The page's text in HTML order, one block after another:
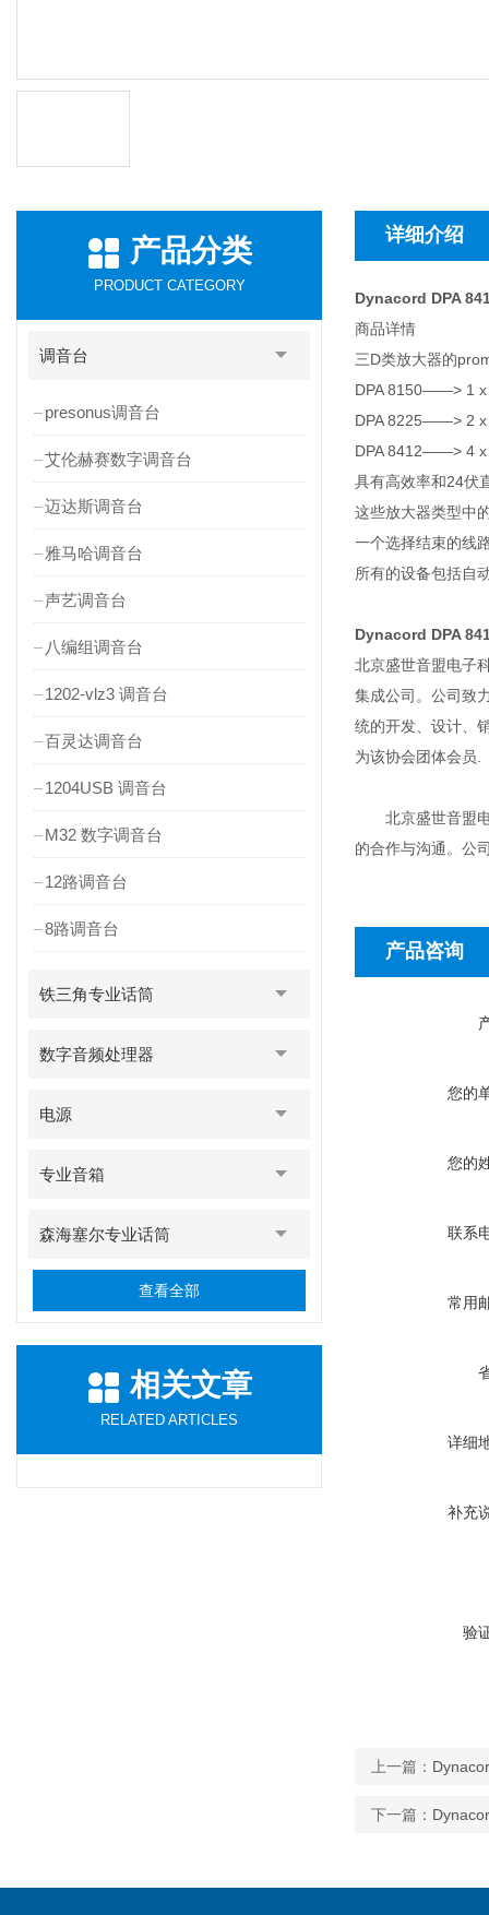
产品分类
PRODUCT CATEGORY
调音台
presonus调音台
艾伦赫赛数字调音台
迈达斯调音台
雅马哈调音台
声艺调音台
八编组调音台
1202-vlz3 调音台
百灵达调音台
1204USB 调音台
M32 数字调音台
12路调音台
8路调音台
铁三角专业话筒
数字音频处理器
电源
专业音箱
森海塞尔专业话筒
查看全部
相关文章
RELATED ARTICLES
详细介绍
Dynacord DPA
商品详情
三D类放大器的
DPA 8150——> 1 x
DPA 8225——> 2 x
DPA 8412——> 4 x
具有高效率和24伏
这些放大器类型中
一个选择结束的线
所有的设备包括自
Dynacord DPA
北京盛世音盟电子
集成公司。公司致
统的开发、设计、
为该协会团体会员.
北京盛世音盟电
的合作与沟通。公
产品咨询
您的
您的
联系
常用
详细
补充
验
上一篇：
下一篇：